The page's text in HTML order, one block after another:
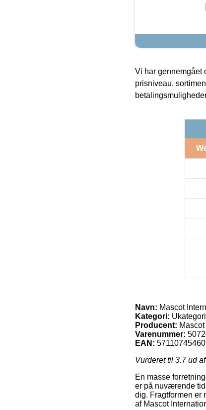
Vi har gennemgået
prisniveau,
Navn: Mascot
Kategori:
Producent:
Varenummer:
EAN:
Vurderet til 3.7ud af
En masse
er på nuværende
dig. Fragtformen er
af Mascot